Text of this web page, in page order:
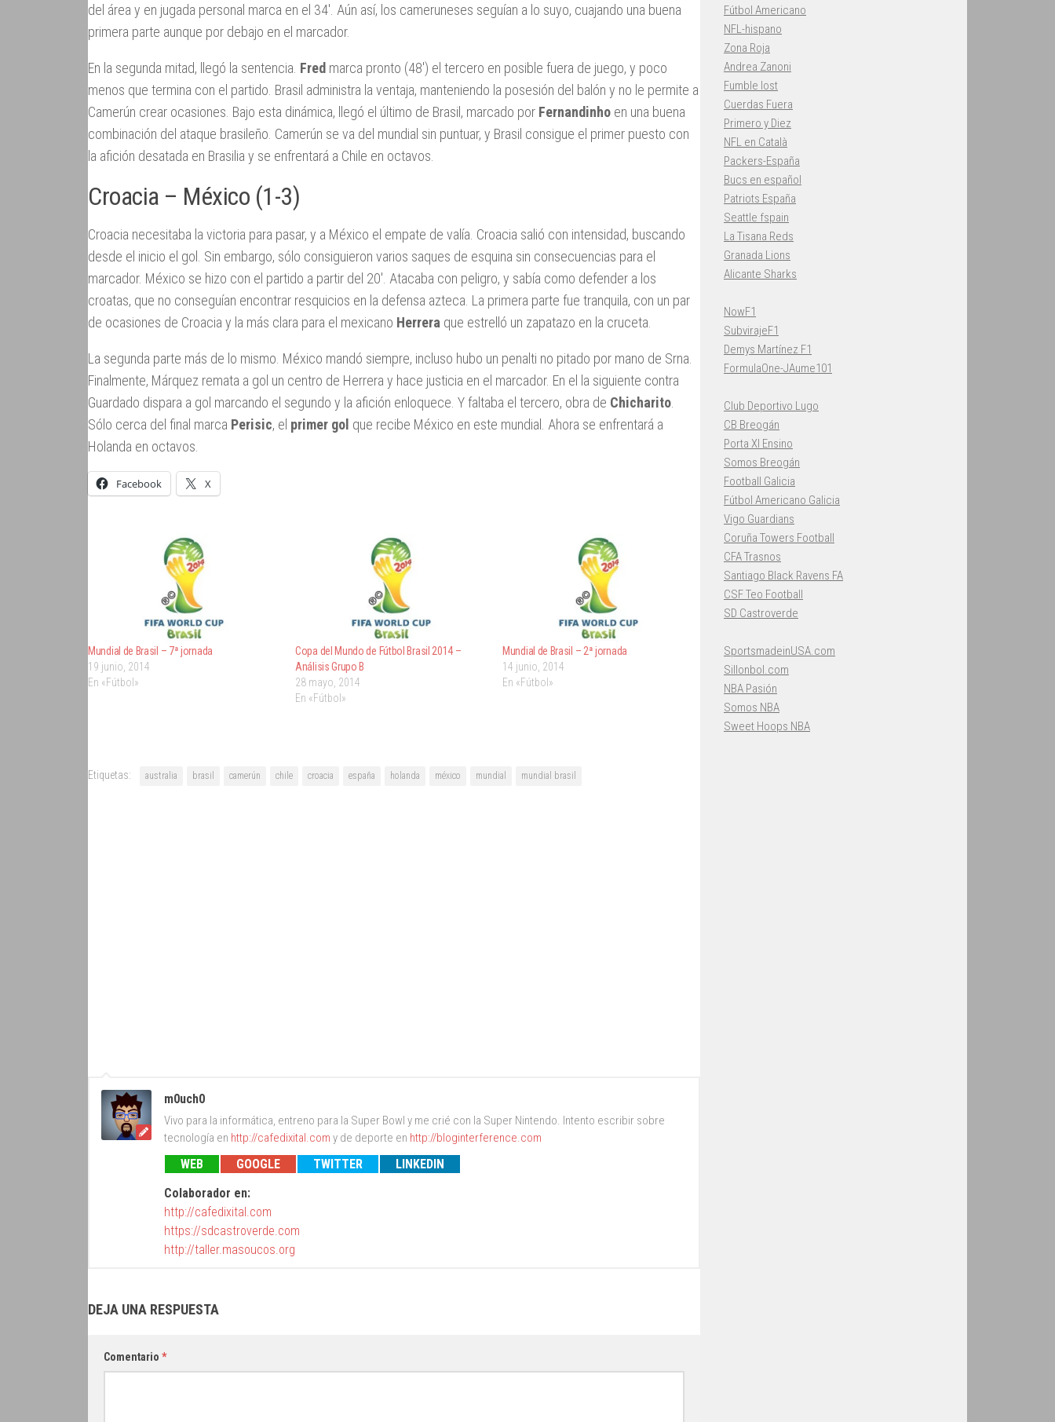
del área y en jugada personal marca en el 34′. Aún así, los cameruneses seguían a lo suyo, cuajando una buena
primera parte aunque por debajo en el marcador.
En la segunda mitad, llegó la sentencia. Fred marca pronto (48′) el tercero en posible fuera de juego, y poco
menos que termina con el partido. Brasil administra la ventaja, manteniendo la posesión del balón y no le permite a
Camerún crear ocasiones. Bajo esta dinámica, llegó el último de Brasil, marcado por Fernandinho en una buena
combinación del ataque brasileño. Camerún se va del mundial sin puntuar, y Brasil consigue el primer puesto con
la afición desatada en Brasilia y se enfrentará a Chile en octavos.
Croacia – México (1-3)
Croacia necesitaba la victoria para pasar, y a México el empate de valía. Croacia salió con intensidad, buscando
desde el inicio el gol. Sin embargo, sólo consiguieron varios saques de esquina sin consecuencias para el
marcador. México se hizo con el partido a partir del 20′. Atacaba con peligro, y sabía como defender a los
croatas, que no conseguían encontrar resquicios en la defensa azteca. La primera parte fue tranquila, con un par
de ocasiones de Croacia y la más clara para el mexicano Herrera que estrelló un zapatazo en la cruceta.
La segunda parte más de lo mismo. México mandó siempre, incluso hubo un penalti no pitado por mano de Srna.
Finalmente, Márquez remata a gol un centro de Herrera y hace justicia en el marcador. En el la siguiente contra
Guardado dispara a gol marcando el segundo y la afición enloquece. Y faltaba el tercero, obra de Chicharito.
Sólo cerca del final marca Perisic, el primer gol que recibe México en este mundial. Ahora se enfrentará a
Holanda en octavos.
Facebook X
Mundial de Brasil – 7ª jornada
19 junio, 2014
En «Fútbol»
Copa del Mundo de Fútbol Brasil 2014 –
Análisis Grupo B
28 mayo, 2014
En «Fútbol»
Mundial de Brasil – 2ª jornada
14 junio, 2014
En «Fútbol»
Etiquetas: australia brasil camerún chile croacia españa holanda méxico mundial mundial brasil
m0uch0
Vivo para la informática, entreno para la Super Bowl y me crié con la Super Nintendo. Intento escribir sobre
tecnología en http://cafedixital.com y de deporte en http://bloginterference.com
WEB GOOGLE TWITTER
LINKEDIN
Colaborador en:
http://cafedixital.com
https://sdcastroverde.com
http://taller.masoucos.org
DEJA UNA RESPUESTA
Comentario *
Fútbol Americano
NFL-hispano
Zona Roja
Andrea Zanoni
Fumble lost
Cuerdas Fuera
Primero y Diez
NFL en Català
Packers-España
Bucs en español
Patriots España
Seattle fspain
La Tisana Reds
Granada Lions
Alicante Sharks
NowF1
SubvirajeF1
Demys Martínez F1
FormulaOne-JAume101
Club Deportivo Lugo
CB Breogán
Porta XI Ensino
Somos Breogán
Football Galicia
Fútbol Americano Galicia
Vigo Guardians
Coruña Towers Football
CFA Trasnos
Santiago Black Ravens FA
CSF Teo Football
SD Castroverde
SportsmadeinUSA.com
Sillonbol.com
NBA Pasión
Somos NBA
Sweet Hoops NBA